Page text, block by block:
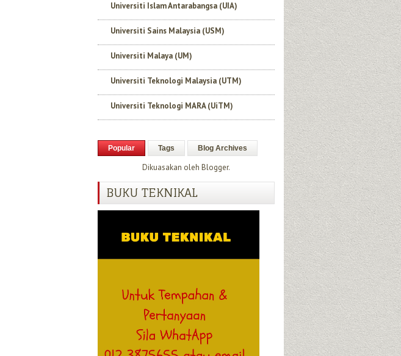
Universiti Islam Antarabangsa (UIA)
Universiti Sains Malaysia (USM)
Universiti Malaya (UM)
Universiti Teknologi Malaysia (UTM)
Universiti Teknologi MARA (UiTM)
Popular Tags Blog Archives
Dikuasakan oleh Blogger.
BUKU TEKNIKAL